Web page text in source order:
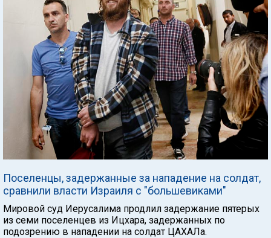
Поселенцы, задержанные за нападение на солдат,
сравнили власти Израиля с "большевиками"
Мировой суд Иерусалима продлил задержание пятерых
из семи поселенцев из Ицхара, задержанных по
подозрению в нападении на солдат ЦАХАЛа.